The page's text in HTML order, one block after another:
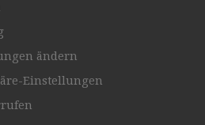
ändern
Einstellungen